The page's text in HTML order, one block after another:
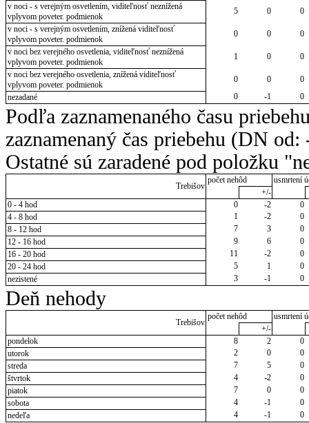
v noci - s verejným osvetlením, viditeľnosť neznížená
vplyvom poveter. podmienok
5 0
0
v noci - s verejným osvetlením, znížená viditeľnosť
vplyvom poveter. podmienok
0 0
0
v noci bez verejného osvetlenia, viditeľnosť neznížená
vplyvom poveter. podmienok
1 0
0
v noci bez verejného osvetlenia, znížená viditeľnosť
vplyvom poveter. podmienok
0 0
0
nezadané
0 -1 0
Podľa zaznamenaného času
zaznamenaný čas priebehu (DN
Ostatné sú zaradené pod položku
Trebišov
počet nehôd
usmrtení
+/-
0 - 4 hod
0 -2
0
4 - 8 hod
1 -2
0
8 - 12 hod
7 3
0
12 - 16 hod
9 6
0
16 - 20 hod
11 -2
0
20 - 24 hod
5 1
0
nezistené
3 -1 0
Deň nehody
Trebišov
počet nehôd
usmrtení
+/-
pondelok
8 2
0
utorok
2 0
0
streda
7 5
0
štvrtok
4 -2
0
piatok
7 0
0
sobota
4 -1
0
nedeľa
4 -1 0